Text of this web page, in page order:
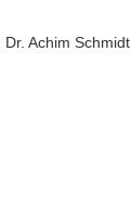
Achim Schmidt